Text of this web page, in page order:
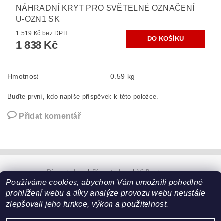
NÁHRADNÍ KRYT PRO SVĚTELNÉ OZNAČENÍ
U-OZN1 SK
1 519 Kč bez DPH
1 838 Kč
Hmotnost 0.59 kg
Buďte první, kdo napíše příspěvek k této položce.
Přidat komentář
Diametral.cz | Diametral.eu | VirBuster.cz
2026 ©Hobby technik, všechna práva vyhrazenaUpravit nastavení cookies
Používáme cookies, abychom Vám umožnili pohodlné
prohlížení webu a díky analýze provozu webu neustále
zlepšovali jeho funkce, výkon a použitelnost.